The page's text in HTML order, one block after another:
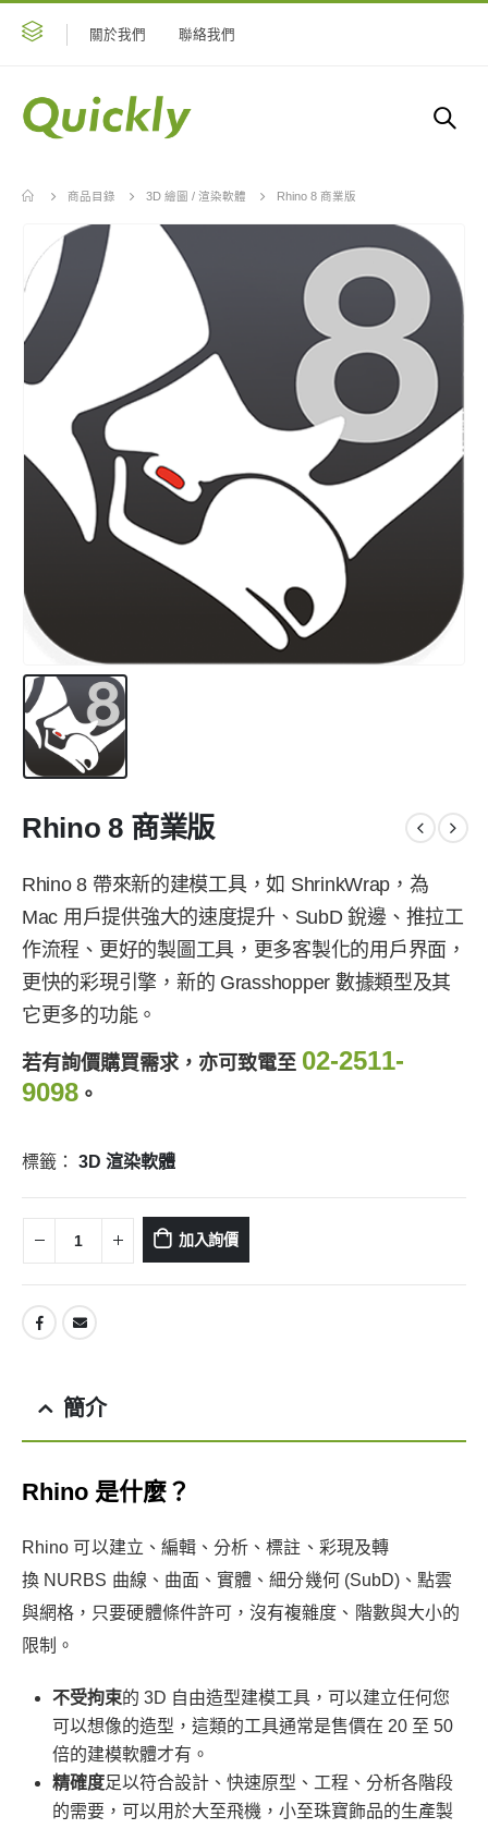
關於我們 聯絡我們
商品目錄 3D 繪圖 / 渲染軟體 Rhino 8 商業版
Rhino 8 商業版
Rhino 8 帶來新的建模工具，如 ShrinkWrap，為
Mac 用戶提供強大的速度提升、SubD 銳邊、推拉工
作流程、更好的製圖工具，更多客製化的用戶界面，
更快的彩現引擎，新的 Grasshopper 數據類型及其
它更多的功能。
若有詢價購買需求，亦可致電至 02-2511-
9098 。
標籤： 3D 渲染軟體
加入詢價
簡介
Rhino 是什麼？
Rhino 可以建立、編輯、分析、標註、彩現及轉
換 NURBS 曲線、曲面、實體、細分幾何 (SubD)、點雲
與網格，只要硬體條件許可，沒有複雜度、階數與大小的
限制。
不受拘束的 3D 自由造型建模工具，可以建立任何您
可以想像的造型，這類的工具通常是售價在 20 至 50
倍的建模軟體才有。
精確度足以符合設計、快速原型、工程、分析各階段
的需要，可以用於大至飛機，小至珠寶飾品的生產製